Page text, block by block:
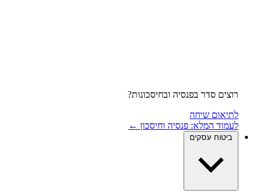
רוצים סדר בפנסיה ובחיסכונות?
לתיאום שיחה
לעמוד המלא: פנסיה וחיסכון ←
ביטוח עסקים